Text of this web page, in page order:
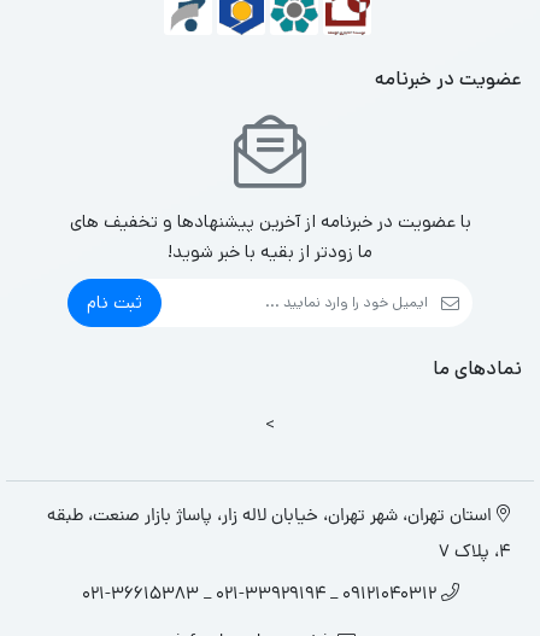
عضویت در خبرنامه
با عضویت در خبرنامه از آخرین پیشنهادها و تخفیف های
ما زودتر از بقیه با خبر شوید!
ثبت نام
نمادهای ما
>
استان تهران، شهر تهران، خیابان لاله زار، پاساژ بازار صنعت، طبقه
4، پلاک 7
09121040312 _ 021-33929194 _ 021-36615383